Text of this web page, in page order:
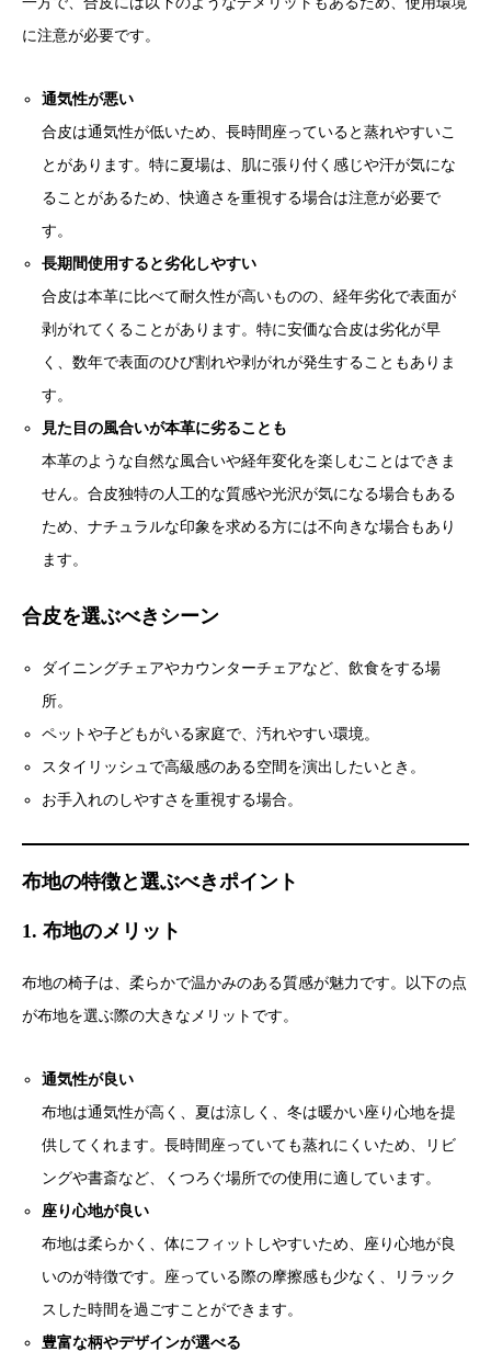
に注意が必要です。
通気性が悪い
合皮は通気性が低いため、長時間座っていると蒸れやすいこ
とがあります。特に夏場は、肌に張り付く感じや汗が気にな
ることがあるため、快適さを重視する場合は注意が必要で
す。
長期間使用すると劣化しやすい
合皮は本革に比べて耐久性が高いものの、経年劣化で表面が
剥がれてくることがあります。特に安価な合皮は劣化が早
く、数年で表面のひび割れや剥がれが発生することもありま
す。
見た目の風合いが本革に劣ることも
本革のような自然な風合いや経年変化を楽しむことはできま
せん。合皮独特の人工的な質感や光沢が気になる場合もある
ため、ナチュラルな印象を求める方には不向きな場合もあり
ます。
合皮を選ぶべきシーン
ダイニングチェアやカウンターチェアなど、飲食をする場
所。
ペットや子どもがいる家庭で、汚れやすい環境。
スタイリッシュで高級感のある空間を演出したいとき。
お手入れのしやすさを重視する場合。
布地の特徴と選ぶべきポイント
1. 布地のメリット
布地の椅子は、柔らかで温かみのある質感が魅力です。以下の点
が布地を選ぶ際の大きなメリットです。
通気性が良い
布地は通気性が高く、夏は涼しく、冬は暖かい座り心地を提
供してくれます。長時間座っていても蒸れにくいため、リビ
ングや書斎など、くつろぐ場所での使用に適しています。
座り心地が良い
布地は柔らかく、体にフィットしやすいため、座り心地が良
いのが特徴です。座っている際の摩擦感も少なく、リラック
スした時間を過ごすことができます。
豊富な柄やデザインが選べる